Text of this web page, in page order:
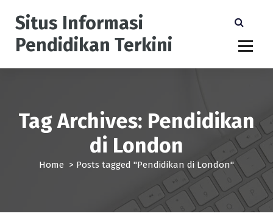
Situs Informasi
Pendidikan Terkini
Tag Archives: Pendidikan
di London
Home > Posts tagged "Pendidikan di London"